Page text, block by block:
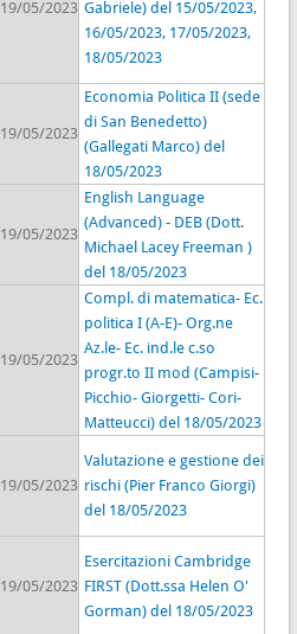
19/05/2023 Gabriele) del 15/05/2023,
16/05/2023, 17/05/2023,
18/05/2023
19/05/2023
Economia Politica II (sede
di San Benedetto)
(Gallegati Marco) del
18/05/2023
19/05/2023
English Language
(Advanced) - DEB (Dott.
Michael Lacey Freeman )
del 18/05/2023
19/05/2023
Compl. di matematica- Ec.
politica I (A-E)- Org.ne
Az.le- Ec. ind.le c.so
progr.to II mod (Campisi-
Picchio- Giorgetti- Cori-
Matteucci) del 18/05/2023
19/05/2023
Valutazione e gestione dei
rischi (Pier Franco Giorgi)
del 18/05/2023
19/05/2023
Esercitazioni Cambridge
FIRST (Dott.ssa Helen O'
Gorman) del 18/05/2023